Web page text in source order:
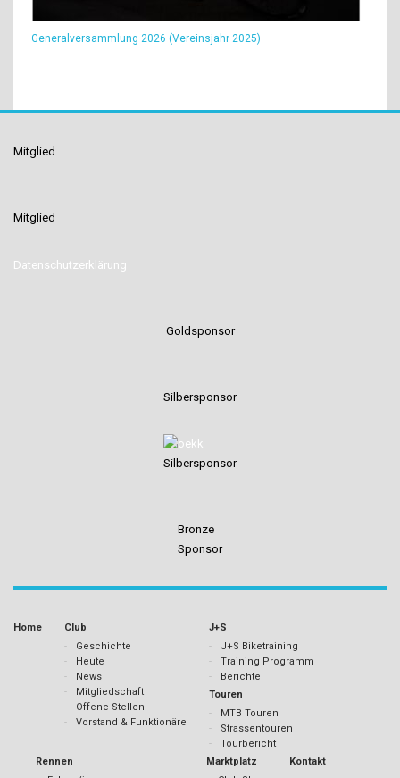
Generalversammlung 2026 (Vereinsjahr 2025)
Mitglied
Mitglied
Datenschutzerklärung
Goldsponsor
Silbersponsor
Silbersponsor
Bronze
Sponsor
Home
Club
Geschichte
Heute
News
Mitgliedschaft
Offene Stellen
Vorstand & Funktionäre
J+S
J+S Biketraining
Training Programm
Berichte
Touren
MTB Touren
Strassentouren
Tourbericht
Rennen
Marktplatz
Kontakt